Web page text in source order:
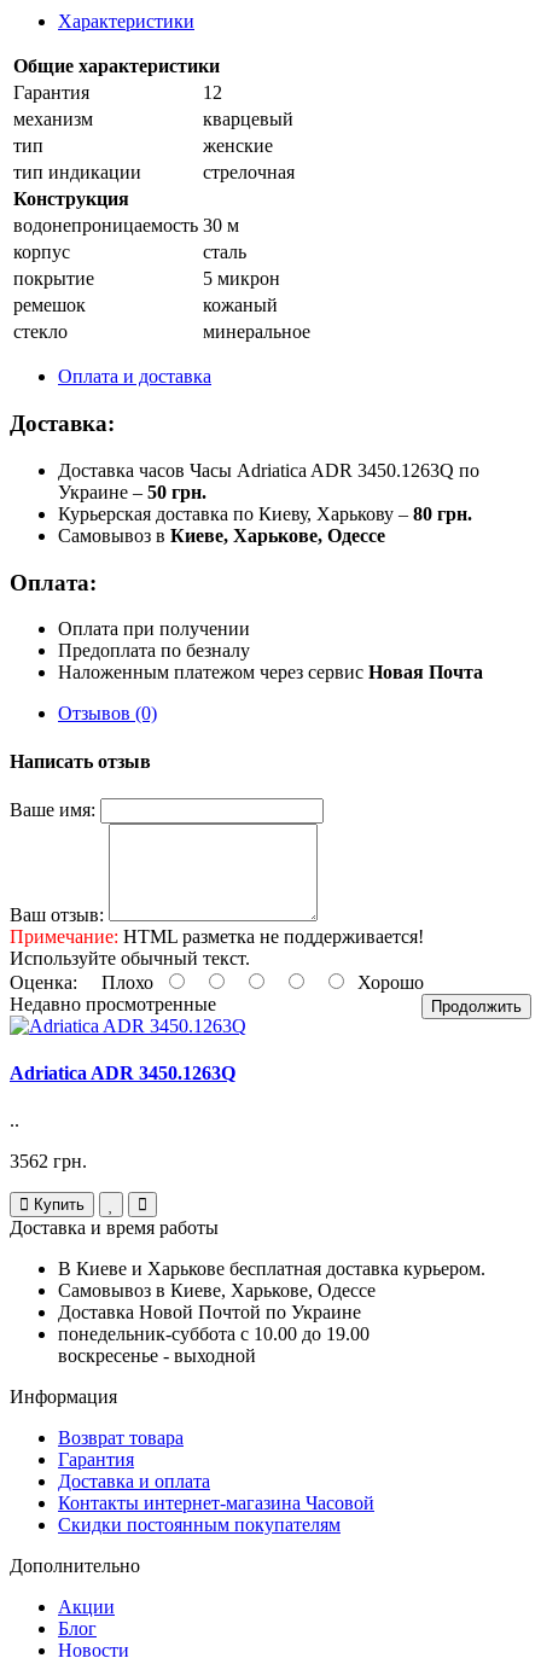
Характеристики
Общие характеристики
Гарантия
12
механизм
кварцевый
тип
женские
тип индикации
стрелочная
Конструкция
водонепроницаемость 30 м
корпус
сталь
покрытие
5 микрон
ремешок
кожаный
стекло
минеральное
Оплата и доставка
Доставка:
Доставка часов Часы Adriatica ADR 3450.1263Q по
Украине – 50 грн.
Курьерская доставка по Киеву, Харькову – 80 грн.
Самовывоз в Киеве, Харькове, Одессе
Оплата:
Оплата при получении
Предоплата по безналу
Наложенным платежом через сервис Новая Почта
Отзывов (0)
Написать отзыв
Ваше имя:
Ваш отзыв:
Примечание: HTML разметка не поддерживается!
Используйте обычный текст.
Оценка: Плохо Хорошо
Продолжить
Недавно просмотренные
Adriatica ADR 3450.1263Q
..
3562 грн.
Купить
Доставка и время работы
В Киеве и Харькове бесплатная доставка курьером.
Самовывоз в Киеве, Харькове, Одессе
Доставка Новой Почтой по Украине
понедельник-суббота с 10.00 до 19.00
воскресенье - выходной
Информация
Возврат товара
Гарантия
Доставка и оплата
Контакты интернет-магазина Часовой
Скидки постоянным покупателям
Дополнительно
Акции
Блог
Новости